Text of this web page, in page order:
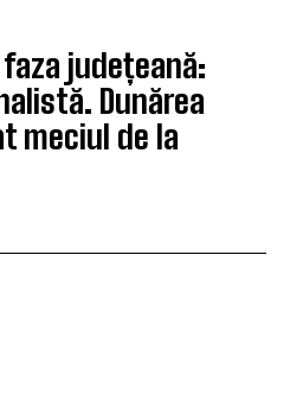
județeană:
Dunărea
meciul de la